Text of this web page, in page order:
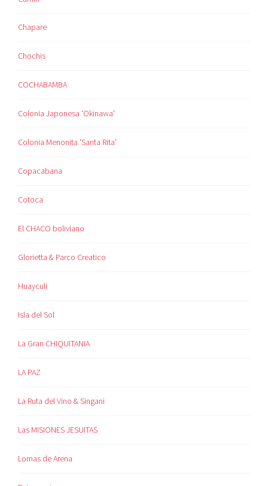
Chapare
Chochis
COCHABAMBA
Colonia Japonesa 'Okinawa'
Colonia Menonita 'Santa Rita'
Copacabana
Cotoca
El CHACO boliviano
Glorietta & Parco Creatico
Huayculi
Isla del Sol
La Gran CHIQUITANIA
LA PAZ
La Ruta del Vino & Singani
Las MISIONES JESUITAS
Lomas de Arena